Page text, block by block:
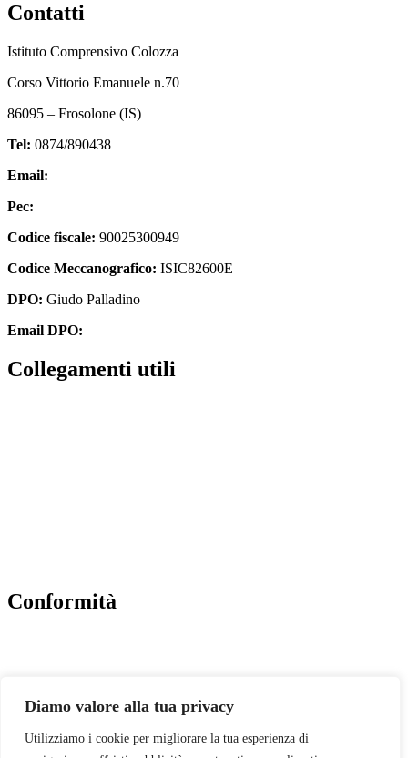
Diamo valore alla tua privacy
Utilizziamo i cookie per migliorare la tua esperienza di
Contatti
Istituto Comprensivo Colozza
Corso Vittorio Emanuele n.70
86095 – Frosolone (IS)
Tel: 0874/890438
Email:
Pec:
Codice fiscale: 90025300949
Codice Meccanografico: ISIC82600E
DPO: Giudo Palladino
Email DPO:
Collegamenti utili
Conformità
Note legali